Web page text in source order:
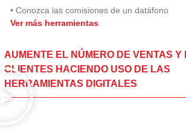
• Conozca las comisiones de un datáfono
Ver más herramientas
AUMENTE EL NÚMERO DE VENTAS Y
CLIENTES HACIENDO USO DE LAS
HERRAMIENTAS DIGITALES